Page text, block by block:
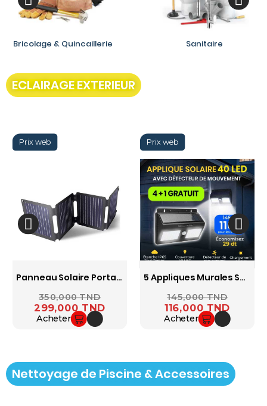
Bricolage & Quincaillerie Sanitaire
ECLAIRAGE EXTERIEUR
Panneau Solaire Portable Zuny 40W Noir Trust
Prix ​​habituel
350,000 TNDPrix
299,000 TND
Acheter
5 Appliques Murales Solaires 40 LED Avec Détecteur De Mouvement PIR – IP65 – YC-SW8019-PIR
Prix ​​habituel
145,000 TNDPrix
116,000 TND
Acheter
Nettoyage de Piscine & Accessoires